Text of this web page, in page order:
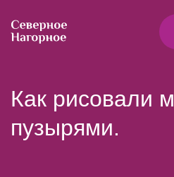
Как рисовали
пузырями.